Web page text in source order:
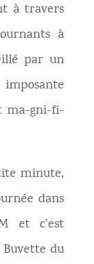
à travers
à
par un
ma-gni-fi-
minute,
dans
et c’est
du